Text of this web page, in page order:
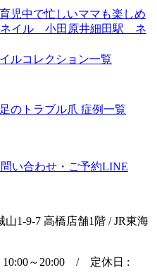
育児中で忙しいママも楽しめ
ネイル 小田原井細田駅 ネ
1-9-7 高橋店舗1階 / JR東海
～20:00 / 定休日 :